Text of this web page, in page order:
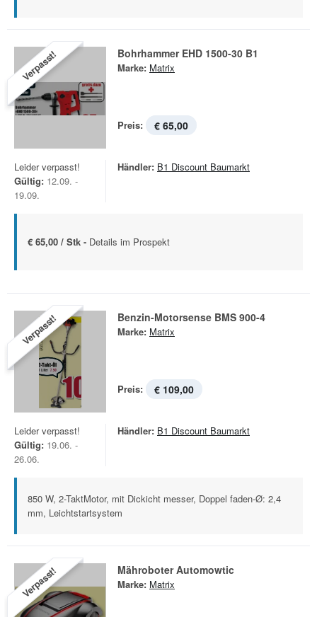
Verpasst! Bohrhammer EHD 1500-30 B1
Marke: Matrix
Preis: € 65,00
Leider verpasst!
Gültig: 12.09. -
19.09.
Händler: B1 Discount Baumarkt
€ 65,00 / Stk - Details im Prospekt
Verpasst! Benzin-Motorsense BMS 900-4
Marke: Matrix
Preis: € 109,00
Leider verpasst!
Gültig: 19.06. -
26.06.
Händler: B1 Discount Baumarkt
850 W, 2-TaktMotor, mit Dickicht messer, Doppel faden-Ø: 2,4
mm, Leichtstartsystem
Verpasst! Mähroboter Automowtic
Marke: Matrix